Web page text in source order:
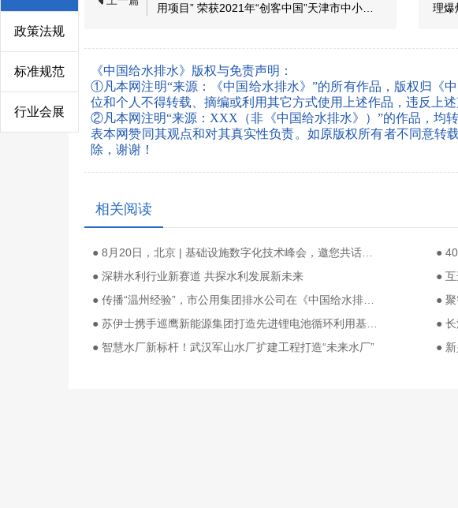
政策法规
标准规范
行业会展
用项目” 荣获2021年“创客中国”天津市中小企
理爆
《中国给水排水》版权与免责声明：
①凡本网注明“来源：《中国给水排水》”的所有作品，版权归《
位和个人不得转载、摘编或利用其它方式使用上述作品，违反上
②凡本网注明“来源：XXX（非《中国给水排水》）”的作品，均
表本网赞同其观点和对其真实性负责。如原版权所有者不同意转
除，谢谢！
相关阅读
● 深耕水利行业新赛道 共探水利发展新未来
●
●
● 智慧水厂新标杆！武汉军山水厂扩建工程打造“未来水厂”